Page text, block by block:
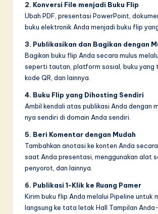
2. Konversi File menjadi Buku Flip
Ubah PDF, presentasi PowerPoint,
buku elektronik Anda menjadi buku flip
3. Publikasikan dan Bagikan dengan
Bagikan buku flip Anda secara mulus
seperti tautan, platform sosial, buku yang
kode QR, dan lainnya.
4. Buku Flip yang Dihosting Sendiri
Ambil kendali atas publikasi Anda dengan
nya sendiri di domain Anda sendiri.
5. Beri Komentar dengan Mudah
Tambahkan anotasi ke konten Anda
saat Anda presentasi, menggunakan alat
penyorot, dan lainnya.
6. Publikasi 1-Klik ke Ruang Pamer
Kirim buku flip Anda melalui Pipeline untuk
langsung ke tata letak Hall Tampilan